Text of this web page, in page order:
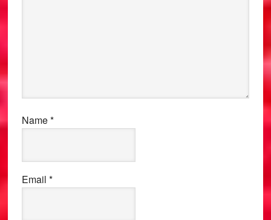
Name*
Email *